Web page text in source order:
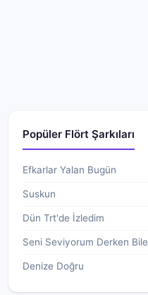
Popüler Flört Şarkıları
Efkarlar Yalan Bugün
Suskun
Dün Trt'de İzledim
Seni Seviyorum Derken Bile
Denize Doğru